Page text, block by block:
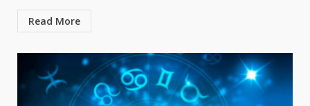
Read More